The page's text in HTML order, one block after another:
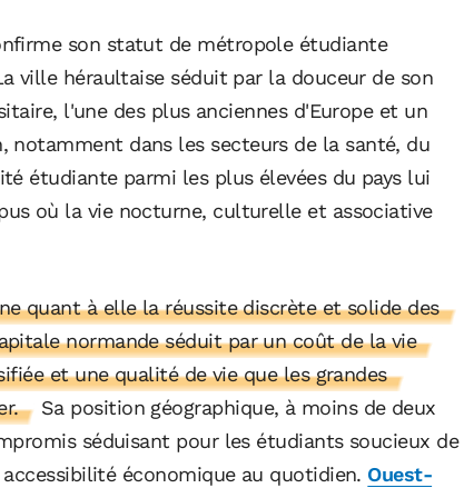
son statut de métropole étudiante
ville héraultaise séduit par la douceur de son
l'une des plus anciennes d'Europe et un
notamment dans les secteurs de la santé, du
étudiante parmi les plus élevées du pays lui
où la vie nocturne, culturelle et associative
quant à elle la réussite discrète et solide des
normande séduit par un coût de la vie
et une qualité de vie que les grandes
Sa position géographique, à moins de deux
séduisant pour les étudiants soucieux de
économique au quotidien. Ouest-